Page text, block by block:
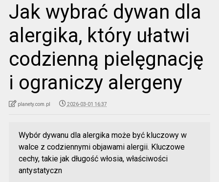
Jak wybrać dywan dla
alergika, który ułatwi
codzienną pielęgnację
i ograniczy alergeny
planety.com.pl 2026-03-01 16:37
Wybór dywanu dla alergika może być kluczowy w
walce z codziennymi objawami alergii. Kluczowe
cechy, takie jak długość włosia, właściwości
antystatyczn